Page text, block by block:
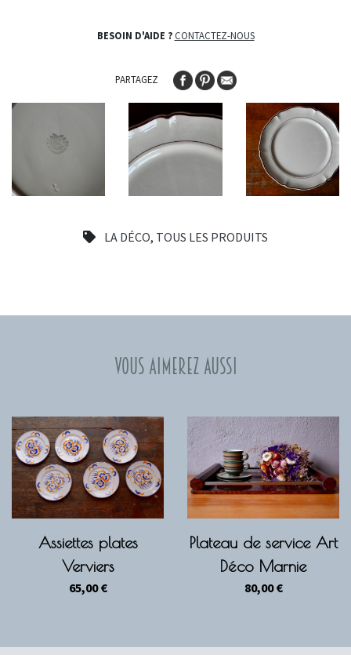
LA DÉCO, TOUS LES PRODUITS
BESOIN D'AIDE ? CONTACTEZ-NOUS
PARTAGEZ
Vous aimerez aussi
Assiettes plates
Verviers
65,00€
Plateau de service Art
Déco Marnie
80,00€